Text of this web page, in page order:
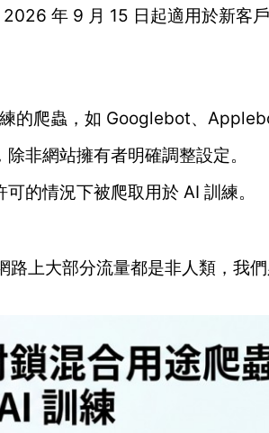
年 9 月 15 日起適用於新客戶
的爬蟲，如 Googlebot、
非網站擁有者明確調整設定。
的情況下被爬取用於 AI 訓練。
上大部分流量都是非人類，我